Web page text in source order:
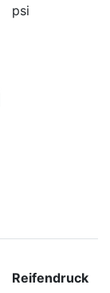
psi
Reifendruck